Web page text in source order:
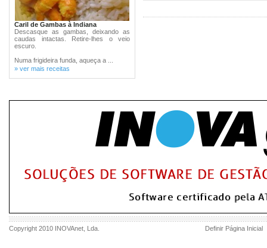
Caril de Gambas à Indiana
Descasque as gambas, deixando as
caudas intactas. Retire-lhes o veio
escuro.
Numa frigideira funda, aqueça a ...
» ver mais receitas
Copyright 2010 INOVAnet , Lda. Definir Página Inicial